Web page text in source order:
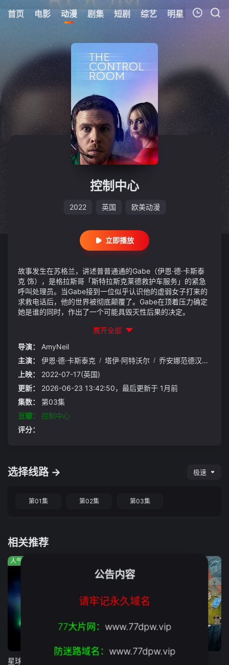
首页 电影 动漫 剧集 短剧 综艺 明星 周表
暂无观看影片的记录
控制中心
2022 英国 欧美动漫
立即播放
故事发生在苏格兰，讲述普普通通的Gabe（伊恩·德·卡斯泰
克 饰），是格拉斯哥「斯特拉斯克莱德救护车服务」的紧急
呼叫处理员。当Gabe接到一位似乎认识他的虚弱女子打来的
求救电话后，他的世界被彻底颠覆了。Gabe在顶着压力确定
她是谁的同时，作出了一个可能具毁灭性后果的决定。
展开全部
导演：
AmyNeil
主演：
伊恩·德·卡斯泰克 / 塔伊·阿特沃尔 / 乔安娜范德汉姆
上映：
2022-07-17(英国)
更新：
2026-06-23 13:42:50，最后更新于 1月前
集数：
第03集
豆瓣：
控制中心
评分：
选择线路 → 极速
第01集 第02集 第03集
相关推荐
人气:720
公告内容
请牢记永久域名
77大片网： www.77dpw.vip
防迷路域名： www.77dpw.vip